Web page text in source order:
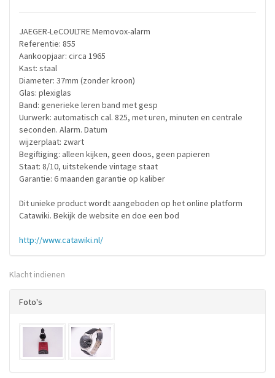
JAEGER-LeCOULTRE Memovox-alarm
Referentie: 855
Aankoopjaar: circa 1965
Kast: staal
Diameter: 37mm (zonder kroon)
Glas: plexiglas
Band: generieke leren band met gesp
Uurwerk: automatisch cal. 825, met uren, minuten en centrale
seconden. Alarm. Datum
wijzerplaat: zwart
Begiftiging: alleen kijken, geen doos, geen papieren
Staat: 8/10, uitstekende vintage staat
Garantie: 6 maanden garantie op kaliber
Dit unieke product wordt aangeboden op het online platform
Catawiki. Bekijk de website en doe een bod
http://www.catawiki.nl/
Klacht indienen
Foto's